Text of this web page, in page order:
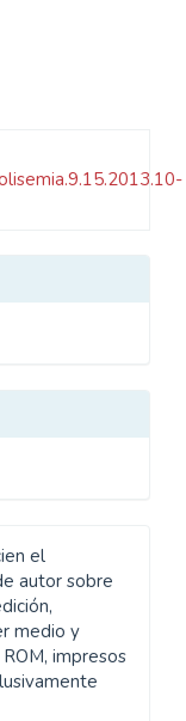
el
autor sobre
medio y
impresos